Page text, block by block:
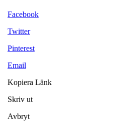
Facebook
Twitter
Pinterest
Email
Kopiera Länk
Skriv ut
Avbryt